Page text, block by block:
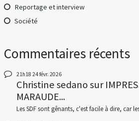
Reportage et interview
Société
Commentaires récents
21h18 24févr. 2026
Christine sedanosur
MARAUDE...
Les SDF sont gênants, c'est facile à dire, car les